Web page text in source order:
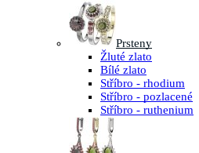
Prsteny
Žluté zlato
Bílé zlato
Stříbro - rhodium
Stříbro - pozlacené
Stříbro - ruthenium